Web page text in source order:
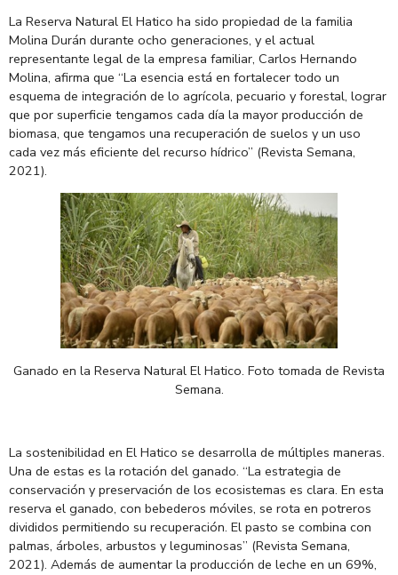
La Reserva Natural El Hatico ha sido propiedad de la familia
Molina Durán durante ocho generaciones, y el actual
representante legal de la empresa familiar, Carlos Hernando
Molina, afirma que “La esencia está en fortalecer todo un
esquema de integración de lo agrícola, pecuario y forestal, lograr
que por superficie tengamos cada día la mayor producción de
biomasa, que tengamos una recuperación de suelos y un uso
cada vez más eficiente del recurso hídrico” (Revista Semana,
2021).
Ganado en la Reserva Natural El Hatico. Foto tomada de Revista
Semana.
La sostenibilidad en El Hatico se desarrolla de múltiples maneras.
Una de estas es la rotación del ganado. “La estrategia de
conservación y preservación de los ecosistemas es clara. En esta
reserva el ganado, con bebederos móviles, se rota en potreros
divididos permitiendo su recuperación. El pasto se combina con
palmas, árboles, arbustos y leguminosas” (Revista Semana,
2021). Además de aumentar la producción de leche en un 69%,